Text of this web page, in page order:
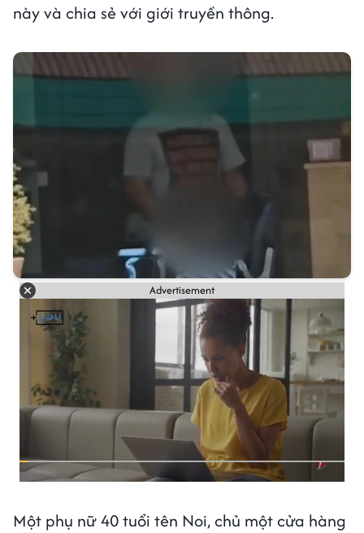
này và chia sẻ với giới truyền thông.
Advertisement
Một phụ nữ 40 tuổi tên Noi, chủ một cửa hàng